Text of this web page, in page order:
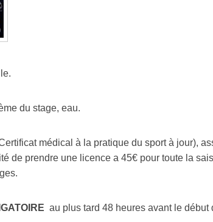
du stage, eau.
médical à la pratique du sport à jour),
de prendre une licence a 45€ pour toute la
au plus tard 48 heures avant le début